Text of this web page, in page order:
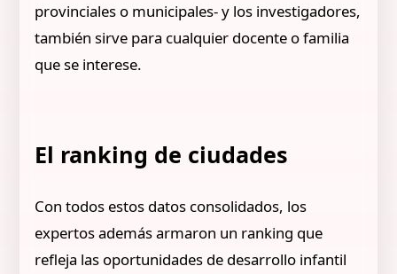
provinciales o municipales- y los investigadores,
también sirve para cualquier docente o familia
que se interese.
El ranking de ciudades
Con todos estos datos consolidados, los
expertos además armaron un ranking que
refleja las oportunidades de desarrollo infantil